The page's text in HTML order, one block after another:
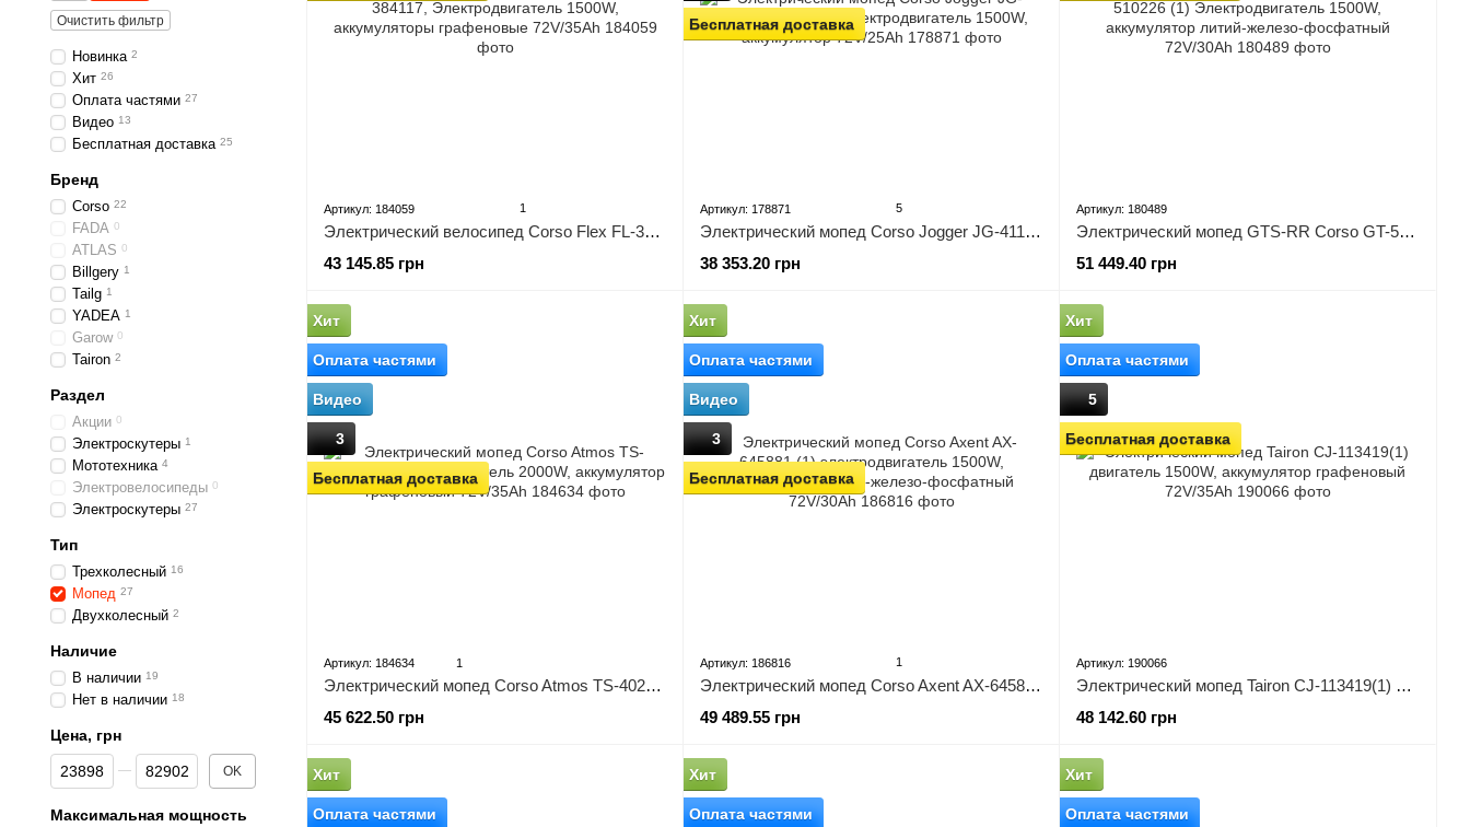
Артикул: 184059 1
Электрический велосипед Corso Flex FL-384117, Электродвигатель 1500W, аккумуляторы графеновые 72V/35Ah
43 145.85 грн
Бесплатная доставка
Артикул: 178871 5
Электрический мопед Corso Jogger JG-411744 / 316044, Электродвигатель 1500W, аккумулятор 72V/25Ah
38 353.20 грн
Артикул: 180489
Электрический мопед GTS-RR Corso GT-510226 (1) Электродвигатель 1500W, аккумулятор литий-железо-фосфатный 72V/30Ah
51 449.40 грн
Хит
Оплата частями
Видео
3
Бесплатная доставка
Артикул: 184634 1
Электрический мопед Corso Atmos TS-402813, электродвигатель 2000W, аккумулятор графеновый 72V/35Ah
45 622.50 грн
Хит
Оплата частями
Видео
3
Бесплатная доставка
Артикул: 186816 1
Электрический мопед Corso Axent AX-645881 (1) электродвигатель 1500W, аккумулятор литий-железо-фосфатный 72V/30Ah
49 489.55 грн
Хит
Оплата частями
5
Бесплатная доставка
Артикул: 190066
Электрический мопед Tairon CJ-113419(1) двигатель 1500W, аккумулятор графеновый 72V/35Ah
48 142.60 грн
Хит
Оплата частями
Хит
Оплата частями
Хит
Оплата частями
Очистить фильтр
Новинка 2
Хит 26
Оплата частями 27
Видео 13
Бесплатная доставка 25
Бренд
Corso 22
FADA 0
ATLAS 0
Billgery 1
Tailg 1
YADEA 1
Garow 0
Tairon 2
Раздел
Акции 0
Электроскутеры 1
Мототехника 4
Электровелосипеды 0
Электроскутеры 27
Тип
Трехколесный 16
Мопед 27
Двухколесный 2
Наличие
В наличии 19
Нет в наличии 18
Цена, грн
От Цена, грн
До Цена, грн OK
Максимальная мощность